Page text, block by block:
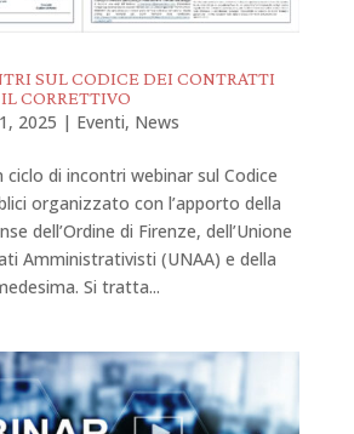
SUL CODICE DEI CONTRATTI
CORRETTIVO
2025 | Eventi, News
di incontri webinar sul Codice
organizzato con l’apporto della
dell’Ordine di Firenze, dell’Unione
Amministrativisti (UNAA) e della
Si tratta...